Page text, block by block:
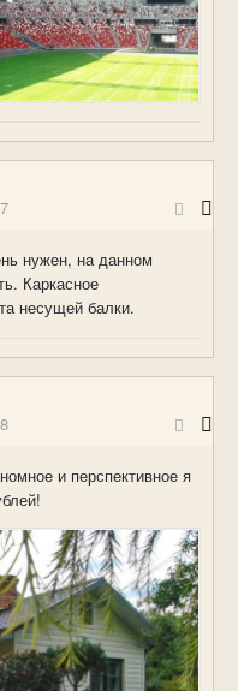
нужен, на данном
Каркасное
несущей балки.
и перспективное я